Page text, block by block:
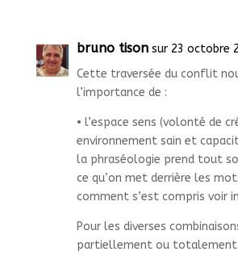
bruno tison sur 23 octobre
Cette traversée du conflit
l’importance de :
• l’espace sens (volonté de
environnement sain et
la phraséologie prend tout
ce qu’on met derrière les
comment s’est compris voir
Pour les diverses
partiellement ou totalement